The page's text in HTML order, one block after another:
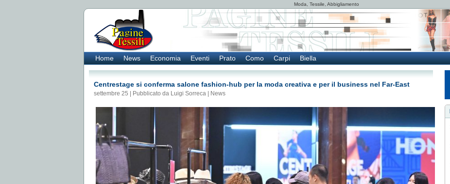
Moda, Tessile, Abbigliamento
Home News Economia Eventi Prato Como Carpi Biella
Centrestage si conferma salone fashion-hub per la moda creativa e per il business nel Far-East
settembre 25 | Pubblicato da Luigi Sorreca | News